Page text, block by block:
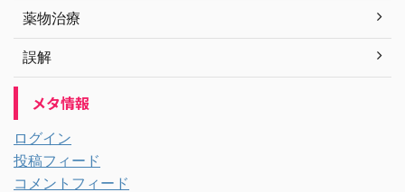
薬物治療
誤解
メタ情報
ログイン
投稿フィード
コメントフィード